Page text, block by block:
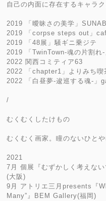
自己の内面に存在するキャラ
2019 「曖昧さの美学」
2019 「corpse steps out」
2019 「48展」騒ギニ乗ジテ
2019 「TwinTown-魂の片割
2022 関西コミティア63
2022 「chapter1」よりみち喫
2022 「白昼夢-逡巡する魂-」
/
むくむくしたけもの
むくむく画家。瞳のないひと
2021
7月 個展『むずかしく考えな
(大阪)
9月 アトリエ三月presents『
Many”』BEM Gallery(福岡)